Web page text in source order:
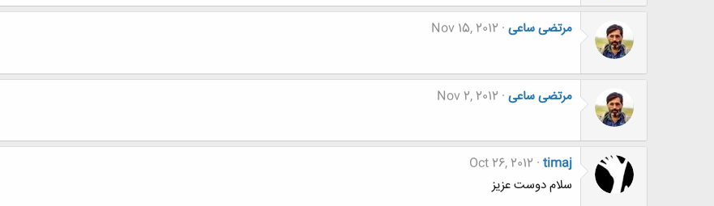
مرتضی ساعی Nov 15, 2012
مرتضی ساعی Nov 2, 2012
timaj
Oct 26, 2012
سلام دوست عزیز